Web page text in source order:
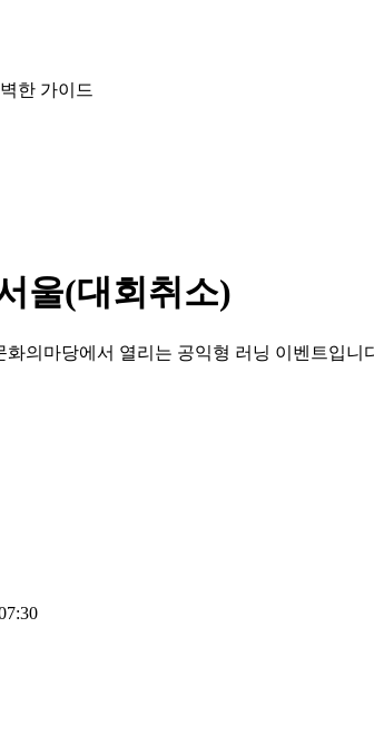
한 가이드
울(대회취소)
의마당에서 열리는 공익형 러닝 이벤트입